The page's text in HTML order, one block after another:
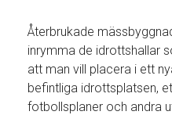
Återbrukade
inrymma de idrottshallar
att man vill placera i ett
befintliga idrottsplatsen,
fotbollsplaner och andra